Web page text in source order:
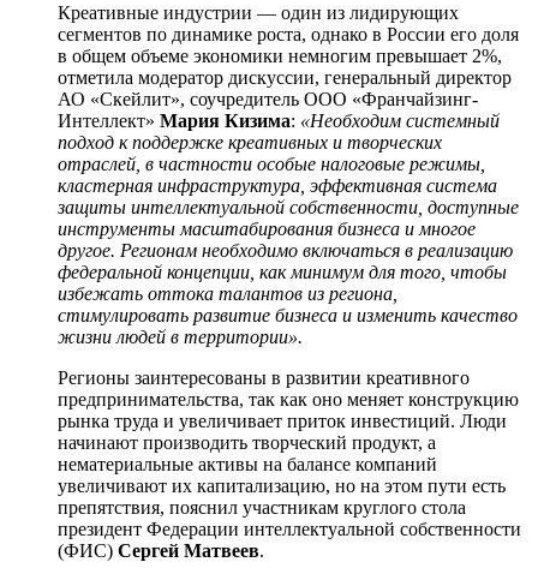
Креативные индустрии — один из лидирующих
сегментов по динамике роста, однако в России его доля
в общем объеме экономики немногим превышает 2%,
отметила модератор дискуссии, генеральный директор
АО «Скейлит», соучредитель ООО «Франчайзинг-
Интеллект» Мария Кизима: «Необходим системный
подход к поддержке креативных и творческих
отраслей, в частности особые налоговые режимы,
кластерная инфраструктура, эффективная система
защиты интеллектуальной собственности, доступные
инструменты масштабирования бизнеса и многое
другое. Регионам необходимо включаться в реализацию
федеральной концепции, как минимум для того чтобы
избежать оттока талантов из региона,
стимулировать развитие бизнеса и изменить качество
жизни людей в территории».
Регионы заинтересованы в развитии креативного
предпринимательства, так как оно меняет конструкцию
рынка труда и увеличивает приток инвестиций. Люди
начинают производить творческий продукт, а
нематериальные активы на балансе компаний
увеличивают их капитализацию, но на этом пути есть
препятствия, пояснил участникам круглого стола
президент Федерации интеллектуальной собственности
(ФИС) Сергей Матвеев.